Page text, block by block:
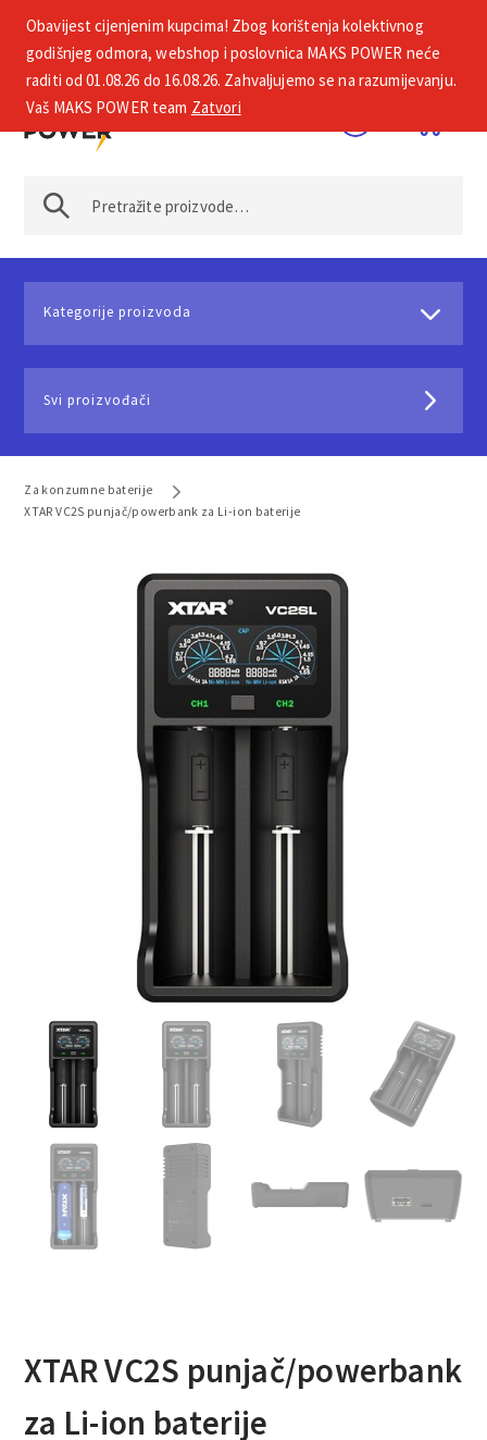
+385 1 2002 575
Kategorije proizvoda
Svi proizvođači
Za konzumne baterije
XTAR VC2S punjač/powerbank za Li-ion baterije
XTAR VC2S punjač/powerbank
za Li-ion baterije
Obavijest cijenjenim kupcima! Zbog korištenja kolektivnog
godišnjeg odmora, webshop i poslovnica MAKS POWER neće
raditi od 01.08.26 do 16.08.26. Zahvaljujemo se na razumijevanju.
Vaš MAKS POWER team Zatvori